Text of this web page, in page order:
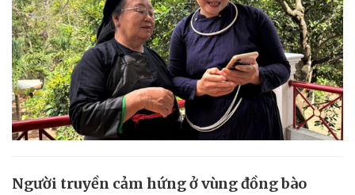
Người truyền cảm hứng ở vùng đồng bào